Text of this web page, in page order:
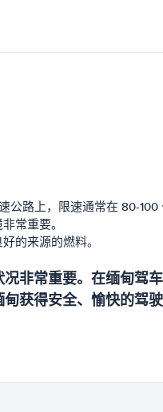
公路上，限速通常在 80-100
常重要。
的来源的燃料。
非常重要。在缅甸驾
获得安全、愉快的驾